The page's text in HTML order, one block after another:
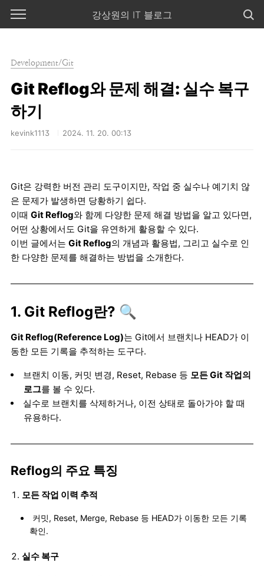
강상원의 IT 블로그
Development/Git
Git Reflog와 문제 해결: 실수 복구
하기
kevink1113 2024. 11. 20. 00:13
Git은 강력한 버전 관리 도구이지만, 작업 중 실수나 예기치 않
은 문제가 발생하면 당황하기 쉽다.
이때 Git Reflog와 함께 다양한 문제 해결 방법을 알고 있다면,
어떤 상황에서도 Git을 유연하게 활용할 수 있다.
이번 글에서는 Git Reflog의 개념과 활용법, 그리고 실수로 인
한 다양한 문제를 해결하는 방법을 소개한다.
1. Git Reflog란? 🔍
Git Reflog(Reference Log)는 Git에서 브랜치나 HEAD가 이
동한 모든 기록을 추적하는 도구다.
브랜치 이동, 커밋 변경, Reset, Rebase 등 모든 Git 작업의
로그를 볼 수 있다.
실수로 브랜치를 삭제하거나, 이전 상태로 돌아가야 할 때
유용하다.
Reflog의 주요 특징
모든 작업 이력 추적
커밋, Reset, Merge, Rebase 등 HEAD가 이동한 모든 기록
확인.
실수 복구